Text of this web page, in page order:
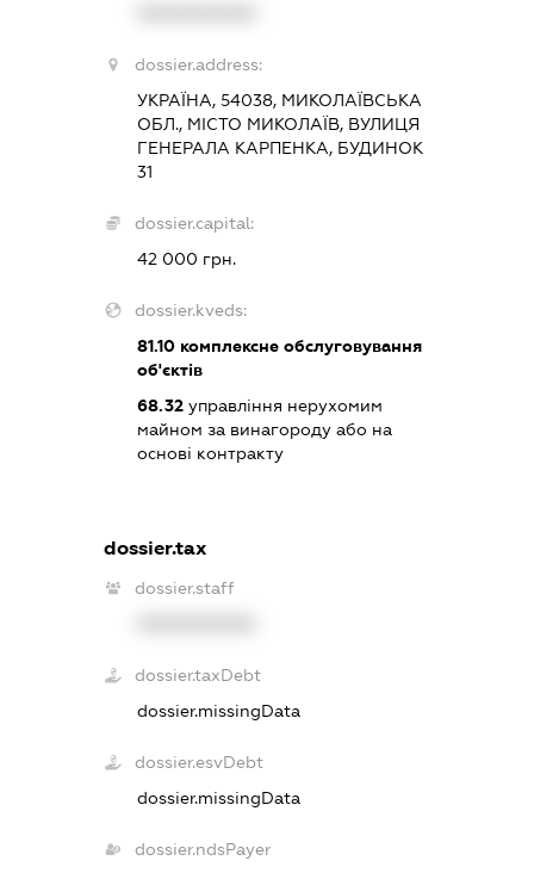
dossier.address:
УКРАЇНА, 54038, МИКОЛАЇВСЬКА
ОБЛ., МІСТО МИКОЛАЇВ, ВУЛИЦЯ
ГЕНЕРАЛА КАРПЕНКА, БУДИНОК
31
dossier.capital:
42 000 грн.
dossier.kveds:
81.10комплексне обслуговування
об'єктів
68.32управління нерухомим
майном за винагороду або на
основі контракту
dossier.tax
dossier.staff
dossier.taxDebt
dossier.missingData
dossier.esvDebt
dossier.missingData
dossier.ndsPayer